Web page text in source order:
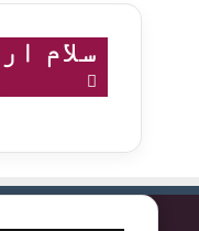
سلام